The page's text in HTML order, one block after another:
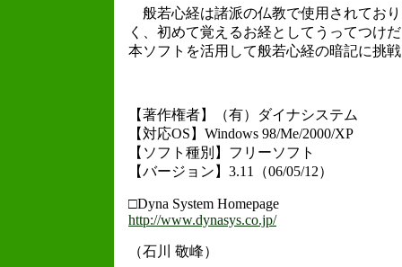
般若心経は諸派の仏教で使用されてお
く、初めて覚えるお経としてうってつけ
本ソフトを活用して般若心経の暗記に挑
【著作権者】（有）ダイナシステム
【対応OS】Windows 98/Me/2000/XP
【ソフト種別】フリーソフト
【バージョン】3.11（06/05/12）
□Dyna System Homepage
http://www.dynasys.co.jp/
（石川 敬峰）